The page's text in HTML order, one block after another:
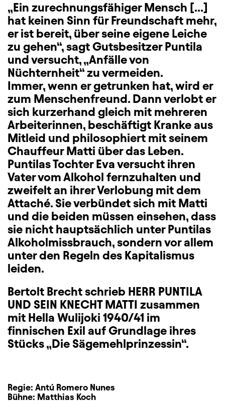
„Ein zurechnungsfähiger Mensch […]
hat keinen Sinn für Freundschaft mehr,
er ist bereit, über seine eigene Leiche
zu gehen“, sagt Gutsbesitzer Puntila
und versucht, „Anfälle von
Nüchternheit“ zu vermeiden.
Immer, wenn er getrunken hat, wird er
zum Menschenfreund. Dann verlobt er
sich kurzerhand gleich mit mehreren
Arbeiterinnen, beschäftigt Kranke aus
Mitleid und philosophiert mit seinem
Chauffeur Matti über das Leben.
Puntilas Tochter Eva versucht ihren
Vater vom Alkohol fernzuhalten und
zweifelt an ihrer Verlobung mit dem
Attaché. Sie verbündet sich mit Matti
und die beiden müssen einsehen, dass
sie nicht hauptsächlich unter Puntilas
Alkoholmissbrauch, sondern vor allem
unter den Regeln des Kapitalismus
leiden.
Bertolt Brecht schrieb HERR PUNTILA
UND SEIN KNECHT MATTI zusammen
mit Hella Wulijoki 1940/41 im
finnischen Exil auf Grundlage ihres
Stücks „Die Sägemehlprinzessin“.
Regie: Antú Romero Nunes
Bühne: Matthias Koch